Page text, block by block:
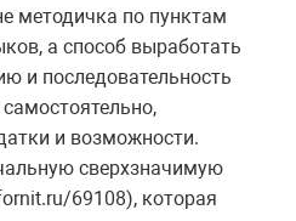
методичка по пунктам
а способ выработать
и последовательность
и возможности.
сверхзначимую
.ru/69108), которая